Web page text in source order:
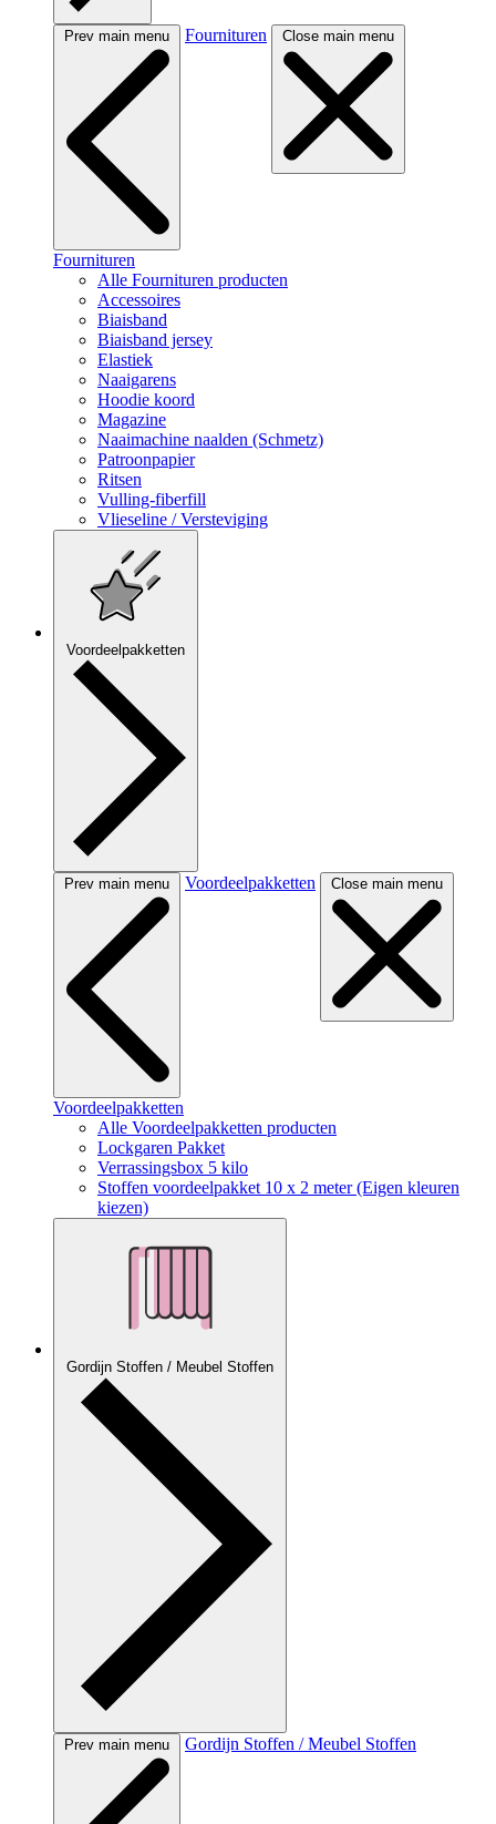
Prev main menu Fournituren Close main menu
Fournituren
Alle Fournituren producten
Accessoires
Biaisband
Biaisband jersey
Elastiek
Naaigarens
Hoodie koord
Magazine
Naaimachine naalden (Schmetz)
Patroonpapier
Ritsen
Vulling-fiberfill
Vlieseline / Versteviging
Voordeelpakketten
Prev main menu Voordeelpakketten Close main menu
Voordeelpakketten
Alle Voordeelpakketten producten
Lockgaren Pakket
Verrassingsbox 5 kilo
Stoffen voordeelpakket 10 x 2 meter (Eigen kleuren
kiezen)
Gordijn Stoffen / Meubel Stoffen
Prev main menu Gordijn Stoffen / Meubel Stoffen